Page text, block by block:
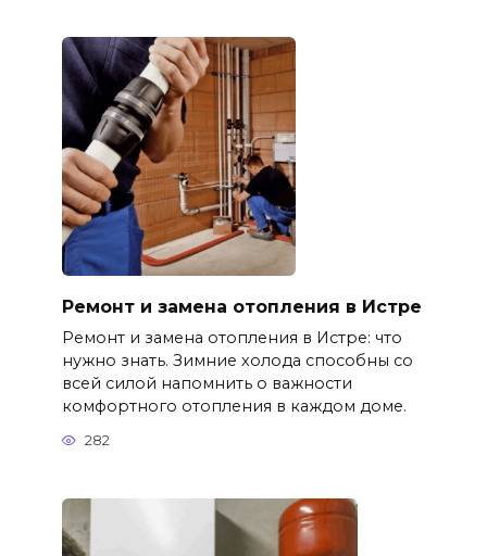
Ремонт и замена отопления в Истре
Ремонт и замена отопления в Истре: что
нужно знать. Зимние холода способны со
всей силой напомнить о важности
комфортного отопления в каждом доме.
282